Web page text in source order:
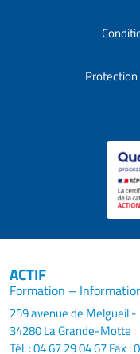
ACTIF
Formation –
259 avenue de Melgueil -
34280 La Grande-Motte
Tél. : 04 67 29 04 67Fax :